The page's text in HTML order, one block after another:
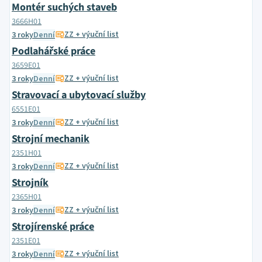
Montér suchých staveb
3666H01
3 rokyDenní ZZ + výuční list
Podlahářské práce
3659E01
3 rokyDenní ZZ + výuční list
Stravovací a ubytovací služby
6551E01
3 rokyDenní ZZ + výuční list
Strojní mechanik
2351H01
3 rokyDenní ZZ + výuční list
Strojník
2365H01
3 rokyDenní ZZ + výuční list
Strojírenské práce
2351E01
3 rokyDenní ZZ + výuční list